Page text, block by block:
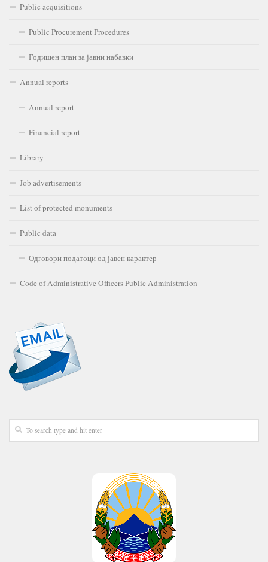
Public acquisitions
Public Procurement Procedures
Годишен план за јавни набавки
Annual reports
Annual report
Financial report
Library
Job advertisements
List of protected monuments
Public data
Одговори податоци од јавен карактер
Code of Administrative Officers Public Administration